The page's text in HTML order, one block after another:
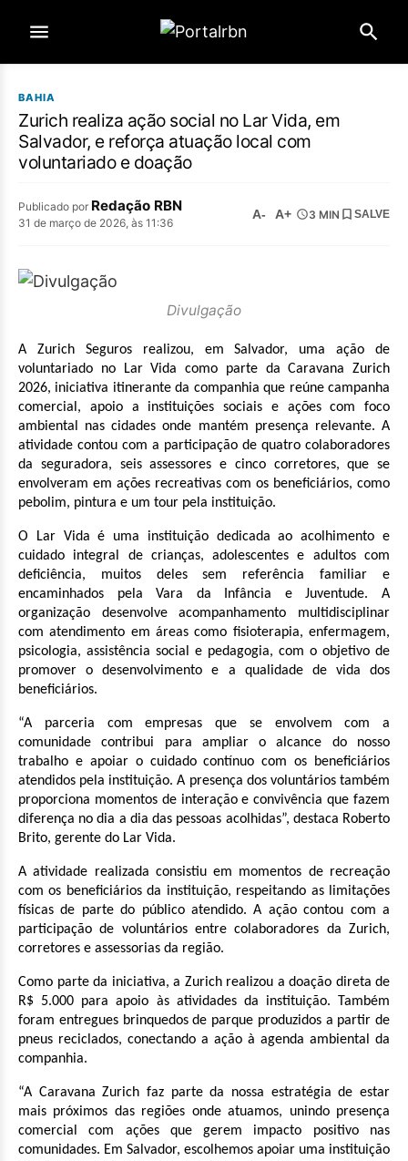
BAHIA
Zurich realiza ação social no Lar Vida, em
Salvador, e reforça atuação local com
voluntariado e doação
Publicado por Redação RBN
31 de março de 2026, às 11:36
A- A+ 3 MIN SALVE
Divulgação
A Zurich Seguros realizou, em Salvador, uma ação de
voluntariado no Lar Vida como parte da Caravana Zurich
2026, iniciativa itinerante da companhia que reúne campanha
comercial, apoio a instituições sociais e ações com foco
ambiental nas cidades onde mantém presença relevante. A
atividade contou com a participação de quatro colaboradores
da seguradora, seis assessores e cinco corretores, que se
envolveram em ações recreativas com os beneficiários, como
pebolim, pintura e um tour pela instituição.
O Lar Vida é uma instituição dedicada ao acolhimento e
cuidado integral de crianças, adolescentes e adultos com
deficiência, muitos deles sem referência familiar e
encaminhados pela Vara da Infância e Juventude. A
organização desenvolve acompanhamento multidisciplinar
com atendimento em áreas como fisioterapia, enfermagem,
psicologia, assistência social e pedagogia, com o objetivo de
promover o desenvolvimento e a qualidade de vida dos
beneficiários.
“A parceria com empresas que se envolvem com a
comunidade contribui para ampliar o alcance do nosso
trabalho e apoiar o cuidado contínuo com os beneficiários
atendidos pela instituição. A presença dos voluntários também
proporciona momentos de interação e convivência que fazem
diferença no dia a dia das pessoas acolhidas”, destaca Roberto
Brito, gerente do Lar Vida.
A atividade realizada consistiu em momentos de recreação
com os beneficiários da instituição, respeitando as limitações
físicas de parte do público atendido. A ação contou com a
participação de voluntários entre colaboradores da Zurich,
corretores e assessorias da região.
Como parte da iniciativa, a Zurich realizou a doação direta de
R$ 5.000 para apoio às atividades da instituição. Também
foram entregues brinquedos de parque produzidos a partir de
pneus reciclados, conectando a ação à agenda ambiental da
companhia.
“A Caravana Zurich faz parte da nossa estratégia de estar
mais próximos das regiões onde atuamos, unindo presença
comercial com ações que gerem impacto positivo nas
comunidades. Em Salvador, escolhemos apoiar uma instituição